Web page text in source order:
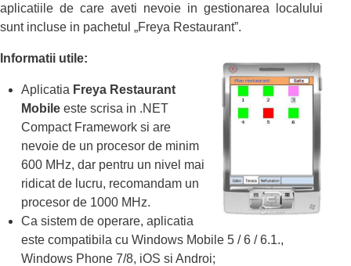
aplicatiile de care aveti nevoie in gestionarea localului
sunt incluse in pachetul „Freya Restaurant”.
Informatii utile:
Aplicatia Freya Restaurant
Mobile este scrisa in .NET
Compact Framework si are
nevoie de un procesor de minim
600 MHz, dar pentru un nivel mai
ridicat de lucru, recomandam un
procesor de 1000 MHz.
Ca sistem de operare, aplicatia
este compatibila cu Windows Mobile 5 / 6 / 6.1.,
Windows Phone 7/8, iOS si Androi;